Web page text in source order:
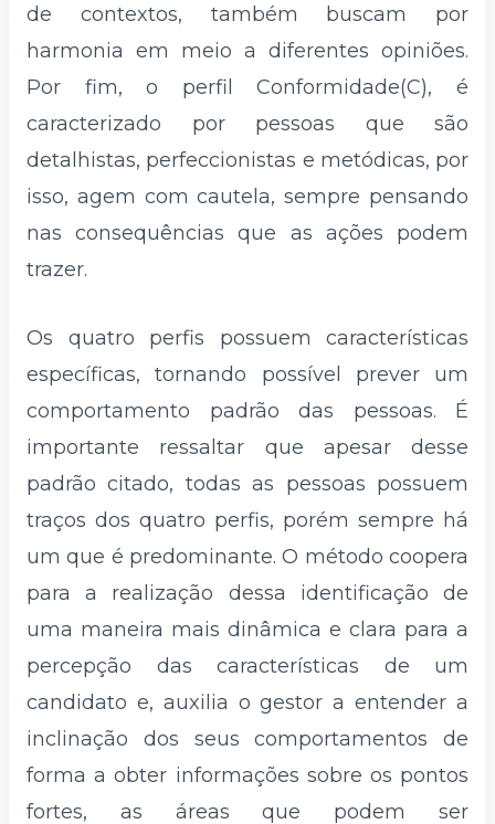
de contextos, também buscam por
harmonia em meio a diferentes opiniões.
Por fim, o perfil Conformidade(C), é
caracterizado por pessoas que são
detalhistas, perfeccionistas e metódicas, por
isso, agem com cautela, sempre pensando
nas consequências que as ações podem
trazer.
Os quatro perfis possuem características
específicas, tornando possível prever um
comportamento padrão das pessoas. É
importante ressaltar que apesar desse
padrão citado, todas as pessoas possuem
traços dos quatro perfis, porém sempre há
um que é predominante. O método coopera
para a realização dessa identificação de
uma maneira mais dinâmica e clara para a
percepção das características de um
candidato e, auxilia o gestor a entender a
inclinação dos seus comportamentos de
forma a obter informações sobre os pontos
fortes, as áreas que podem ser